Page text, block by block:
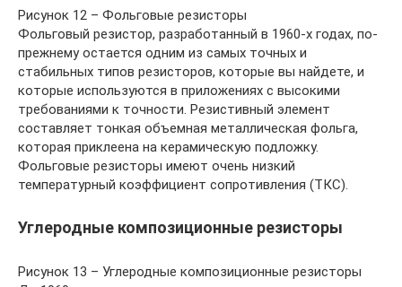
Рисунок 12 – Фольговые резисторы
Фольговый резистор, разработанный в 1960-х годах, по-
прежнему остается одним из самых точных и
стабильных типов резисторов, которые вы найдете, и
которые используются в приложениях с высокими
требованиями к точности. Резистивный элемент
составляет тонкая объемная металлическая фольга,
которая приклеена на керамическую подложку.
Фольговые резисторы имеют очень низкий
температурный коэффициент сопротивления (ТКС).
Углеродные композиционные резисторы
Рисунок 13 – Углеродные композиционные резисторы